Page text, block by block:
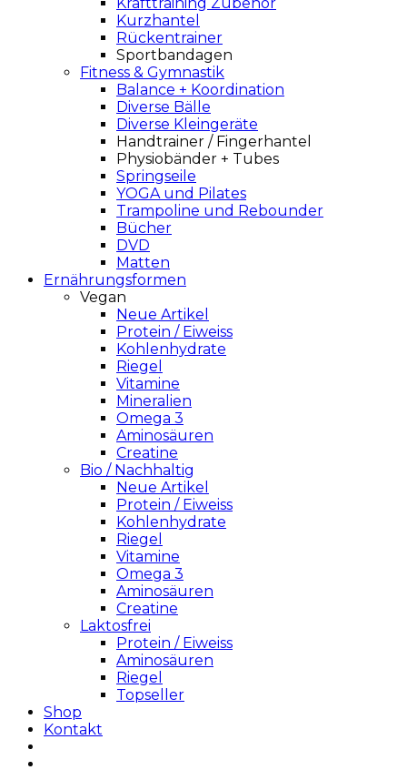
Kurzhantel
Rückentrainer
Sportbandagen
Fitness & Gymnastik
Balance + Koordination
Diverse Bälle
Diverse Kleingeräte
Handtrainer / Fingerhantel
Physiobänder + Tubes
Springseile
YOGA und Pilates
Trampoline und Rebounder
Bücher
DVD
Matten
Ernährungsformen
Vegan
Neue Artikel
Protein / Eiweiss
Kohlenhydrate
Riegel
Vitamine
Mineralien
Omega 3
Aminosäuren
Creatine
Bio / Nachhaltig
Neue Artikel
Protein / Eiweiss
Kohlenhydrate
Riegel
Vitamine
Omega 3
Aminosäuren
Creatine
Laktosfrei
Protein / Eiweiss
Aminosäuren
Riegel
Topseller
Shop
Kontakt